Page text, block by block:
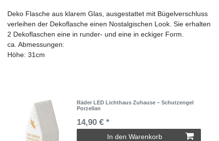
Deko Flasche aus klarem Glas, ausgestattet mit Bügelverschluss
verleihen der Dekoflasche einen Nostalgischen Look. Sie erhalten
2 Dekoflaschen eine in runder- und eine in eckiger Form.
ca. Abmessungen:
Höhe: 31cm
Räder LED Lichthaus Zuhause – Schutzengel
Porzellan
14,90 € *
In den Warenkorb